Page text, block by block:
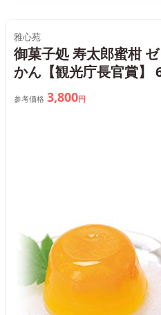
雅心苑
御菓子処 寿太郎蜜柑
かん【観光庁長官賞】
参考価格 3,800円